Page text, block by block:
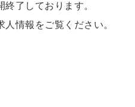
了しております。
情報をご覧ください。